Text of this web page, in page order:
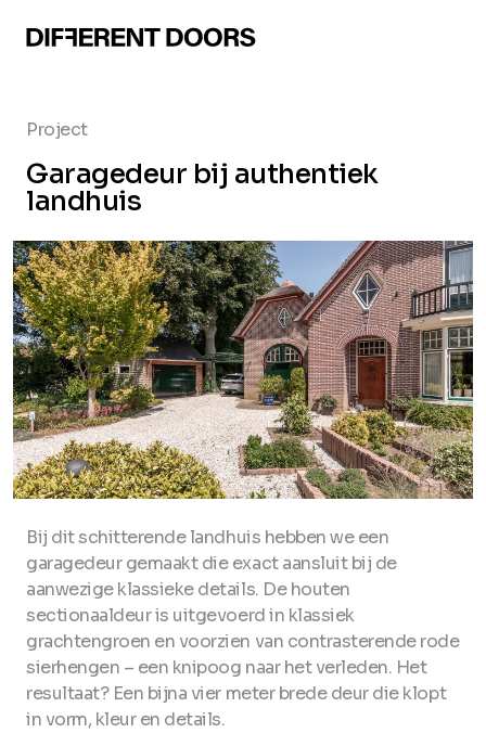
Project
Garagedeur bij authentiek
landhuis
Bij dit schitterende landhuis hebben we een
garagedeur gemaakt die exact aansluit bij de
aanwezige klassieke details. De houten
sectionaaldeur is uitgevoerd in klassiek
grachtengroen en voorzien van contrasterende rode
sierhengen – een knipoog naar het verleden. Het
resultaat? Een bijna vier meter brede deur die klopt
in vorm, kleur en details.